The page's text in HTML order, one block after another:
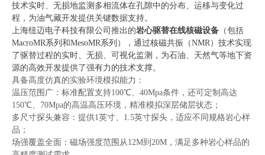
技术实时、无损地监测多相流体在孔隙中的分布、运移与变化过
程，为油气藏开发提供关键数据支持。
上海纽迈电子科技有限公司推出的岩心驱替在线核磁设备 （包括
MacroMR系列和MesoMR系列），通过核磁共振（NMR）技术实现
了驱替过程的实时、无损、可视化监测，为石油、天然气等地下资
源的高效开发提供了强有力的技术支撑。
具备高度仿真的实验环境模拟能力：
温压范围广：标准配置支持100℃、40Mpa条件，还可定制高达
150℃、70Mpa的高温高压环境，精准模拟深层储层状态；
多尺寸探头兼容：提供1英寸 、1.5英寸探头 ，适应不同规格岩心样
品；
场强覆盖全面：磁场强度范围从 1 2M到20M，满足多种岩心样品的